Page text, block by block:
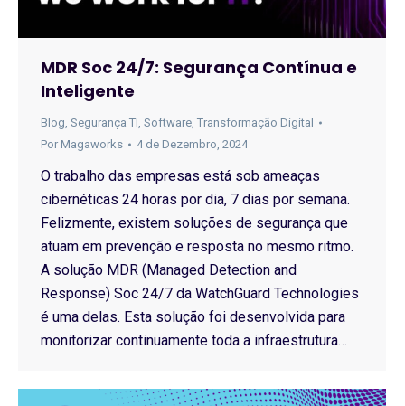
MDR Soc 24/7: Segurança Contínua e
Inteligente
Blog, Segurança TI, Software, Transformação Digital
Por Magaworks 4 de Dezembro, 2024
O trabalho das empresas está sob ameaças
cibernéticas 24 horas por dia, 7 dias por semana.
Felizmente, existem soluções de segurança que
atuam em prevenção e resposta no mesmo ritmo.
A solução MDR (Managed Detection and
Response) Soc 24/7 da WatchGuard Technologies
é uma delas. Esta solução foi desenvolvida para
monitorizar continuamente toda a infraestrutura…